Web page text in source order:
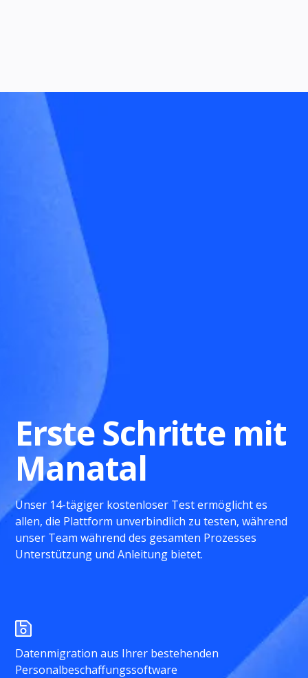
Erste Schritte mit
Manatal
Unser 14-tägiger kostenloser Test ermöglicht es
allen, die Plattform unverbindlich zu testen, während
unser Team während des gesamten Prozesses
Unterstützung und Anleitung bietet.
Datenmigration aus Ihrer bestehenden
Personalbeschaffungssoftware